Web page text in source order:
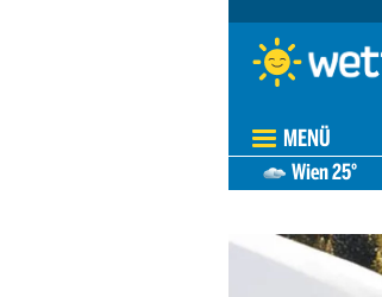
MENÜ
Wien25°